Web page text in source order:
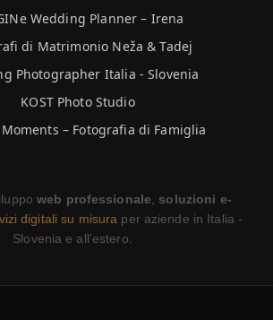
Wedding Planner – Irena
di Matrimonio Neža & Tadej
Photographer Italia - Slovenia
KOST Photo Studio
– Fotografia di Famiglia
web professionale, soluzioni e-
digitali su misura per aziende in Italia -
Slovenia e all’estero.